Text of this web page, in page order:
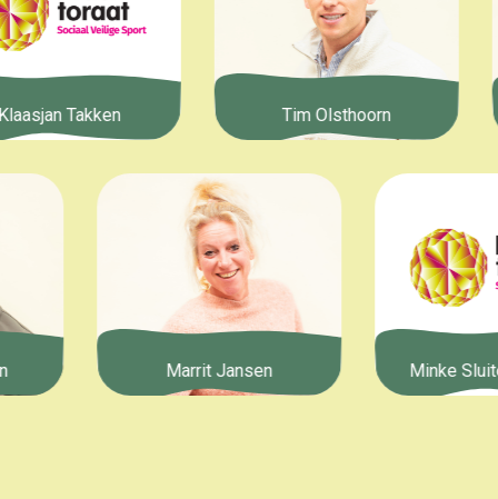
Klaasjan Takken Tim Olsthoorn
Marrit Jansen Minke